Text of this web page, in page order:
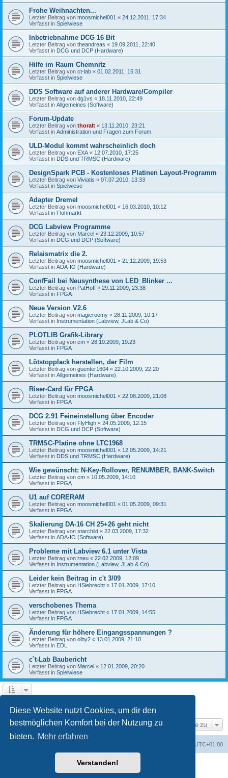
Diese Website nutzt Cookies, um dir den
bestmöglichen Komfort bei der Nutzung zu
bieten. Mehr erfahren
Verstanden!
Frohe Weihnachten...
Letzter Beitrag von moosmichel001 « 24.12.2011, 17:34
Verfasst in Spielwiese
Inbetriebnahme DCG 16 Bit
Letzter Beitrag von theandreas « 19.09.2011, 22:40
Verfasst in DCG und DCP (Hardware)
Hilfe im Raum Chemnitz
Letzter Beitrag von ct-lab « 01.02.2011, 15:31
Verfasst in Spielwiese
DDS Software auf anderer Hardware/Compiler
Letzter Beitrag von dg1vs « 18.11.2010, 22:49
Verfasst in Allgemeines (Software)
Forum-Update
Letzter Beitrag von thoralt « 13.11.2010, 23:21
Verfasst in Administration und Fragen zum Forum
ULD-Modul kommt wahrscheinlich doch
Letzter Beitrag von EXA « 12.07.2010, 17:25
Verfasst in DDS und TRMSC (Hardware)
DesignSpark PCB - Kostenloses Platinen Layout-Programm
Letzter Beitrag von Viviatis « 07.07.2010, 13:33
Verfasst in Spielwiese
Adapter Dremel
Letzter Beitrag von moosmichel001 « 16.03.2010, 10:12
Verfasst in Flohmarkt
DCG Labview Programme
Letzter Beitrag von Marcel « 23.12.2009, 10:57
Verfasst in DCG und DCP (Software)
Relaismatrix die 2.
Letzter Beitrag von moosmichel001 « 21.12.2009, 19:53
Verfasst in ADA-IO (Hardware)
ConfFail bei Neusynthese von LED_Blinker ...
Letzter Beitrag von PatHoff « 29.11.2009, 23:38
Verfasst in FPGA
Neue Version V2.6
Letzter Beitrag von magicroomy « 28.11.2009, 10:17
Verfasst in Instrumentation (Labview, JLab & Co)
PLOTLIB Grafik-Library
Letzter Beitrag von cm « 28.10.2009, 19:23
Verfasst in FPGA
Lötstopplack herstellen, der Film
Letzter Beitrag von guenter1604 « 22.10.2009, 22:20
Verfasst in Allgemeines (Hardware)
Riser-Card für FPGA
Letzter Beitrag von moosmichel001 « 22.08.2009, 21:08
Verfasst in FPGA
DCG 2.91 Feineinstellung über Encoder
Letzter Beitrag von FlyHigh « 24.05.2009, 12:15
Verfasst in DCG und DCP (Software)
TRMSC-Platine ohne LTC1968
Letzter Beitrag von moosmichel001 « 12.05.2009, 14:21
Verfasst in DDS und TRMSC (Hardware)
Wie gewünscht: N-Key-Rollover, RENUMBER, BANK-Switch
Letzter Beitrag von cm « 10.05.2009, 14:10
Verfasst in FPGA
U1 auf CORERAM
Letzter Beitrag von moosmichel001 « 01.05.2009, 09:31
Verfasst in FPGA
Skalierung DA-16 CH 25+26 geht nicht
Letzter Beitrag von starchild « 22.03.2009, 17:32
Verfasst in ADA-IO (Software)
Probleme mit Labview 6.1 unter Vista
Letzter Beitrag von rneu « 22.02.2009, 12:09
Verfasst in Instrumentation (Labview, JLab & Co)
Leider kein Beitrag in c't 3/09
Letzter Beitrag von HSiebrecht « 17.01.2009, 17:10
Verfasst in FPGA
verschobenes Thema
Letzter Beitrag von HSiebrecht « 17.01.2009, 14:55
Verfasst in FPGA
Änderung für höhere Eingangsspannungen ?
Letzter Beitrag von olby2 « 13.01.2009, 21:10
Verfasst in EDL
c`t-Lab Baubericht
Letzter Beitrag von Marcel « 12.01.2009, 20:20
Verfasst in Spielwiese
Gehe zu
UTC+01:00
Powered byphpBB® Forum Software © phpBB Limited
phpBB.de